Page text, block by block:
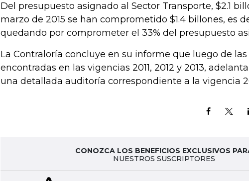
Del presupuesto asignado al Sector Transporte, $2.1
marzo de 2015 se han comprometido $1.4 billones, es
quedando por comprometer el 33% del presupuesto
La Contraloría concluye en su informe que luego de
encontradas en las vigencias 2011, 2012 y 2013,
una detallada auditoría correspondiente a la vigencia
CONOZCA LOS BENEFICIOS EXCLUSIVOS
NUESTROS SUSCRIPTORES